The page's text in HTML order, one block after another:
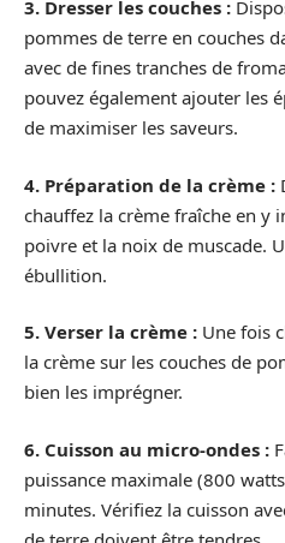
3. Dresser les couches :
pommes de terre en couches
avec de fines tranches de
pouvez également ajouter les
de maximiser les saveurs.
4. Préparation de la crème :
chauffez la crème fraîche en y
poivre et la noix de muscade.
ébullition.
5. Verser la crème : Une fois
la crème sur les couches de
bien les imprégner.
6. Cuisson au micro-ondes :
puissance maximale (800
minutes. Vérifiez la cuisson